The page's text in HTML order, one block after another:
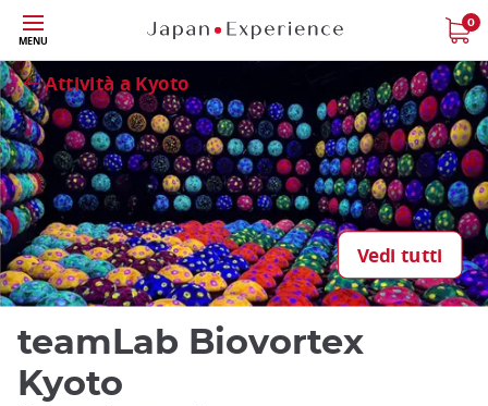
Skip
to
main
content
MENU
0
Attività a Kyoto
Vedi tutti
Close
teamLab Biovortex
Kyoto